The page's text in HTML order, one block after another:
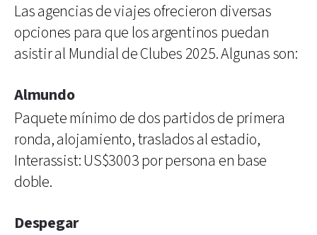
Las agencias de viajes ofrecieron diversas
opciones para que los argentinos puedan
asistir al Mundial de Clubes 2025. Algunas son:
Almundo
Paquete mínimo de dos partidos de primera
ronda, alojamiento, traslados al estadio,
Interassist: US$3003 por persona en base
doble.
Despegar